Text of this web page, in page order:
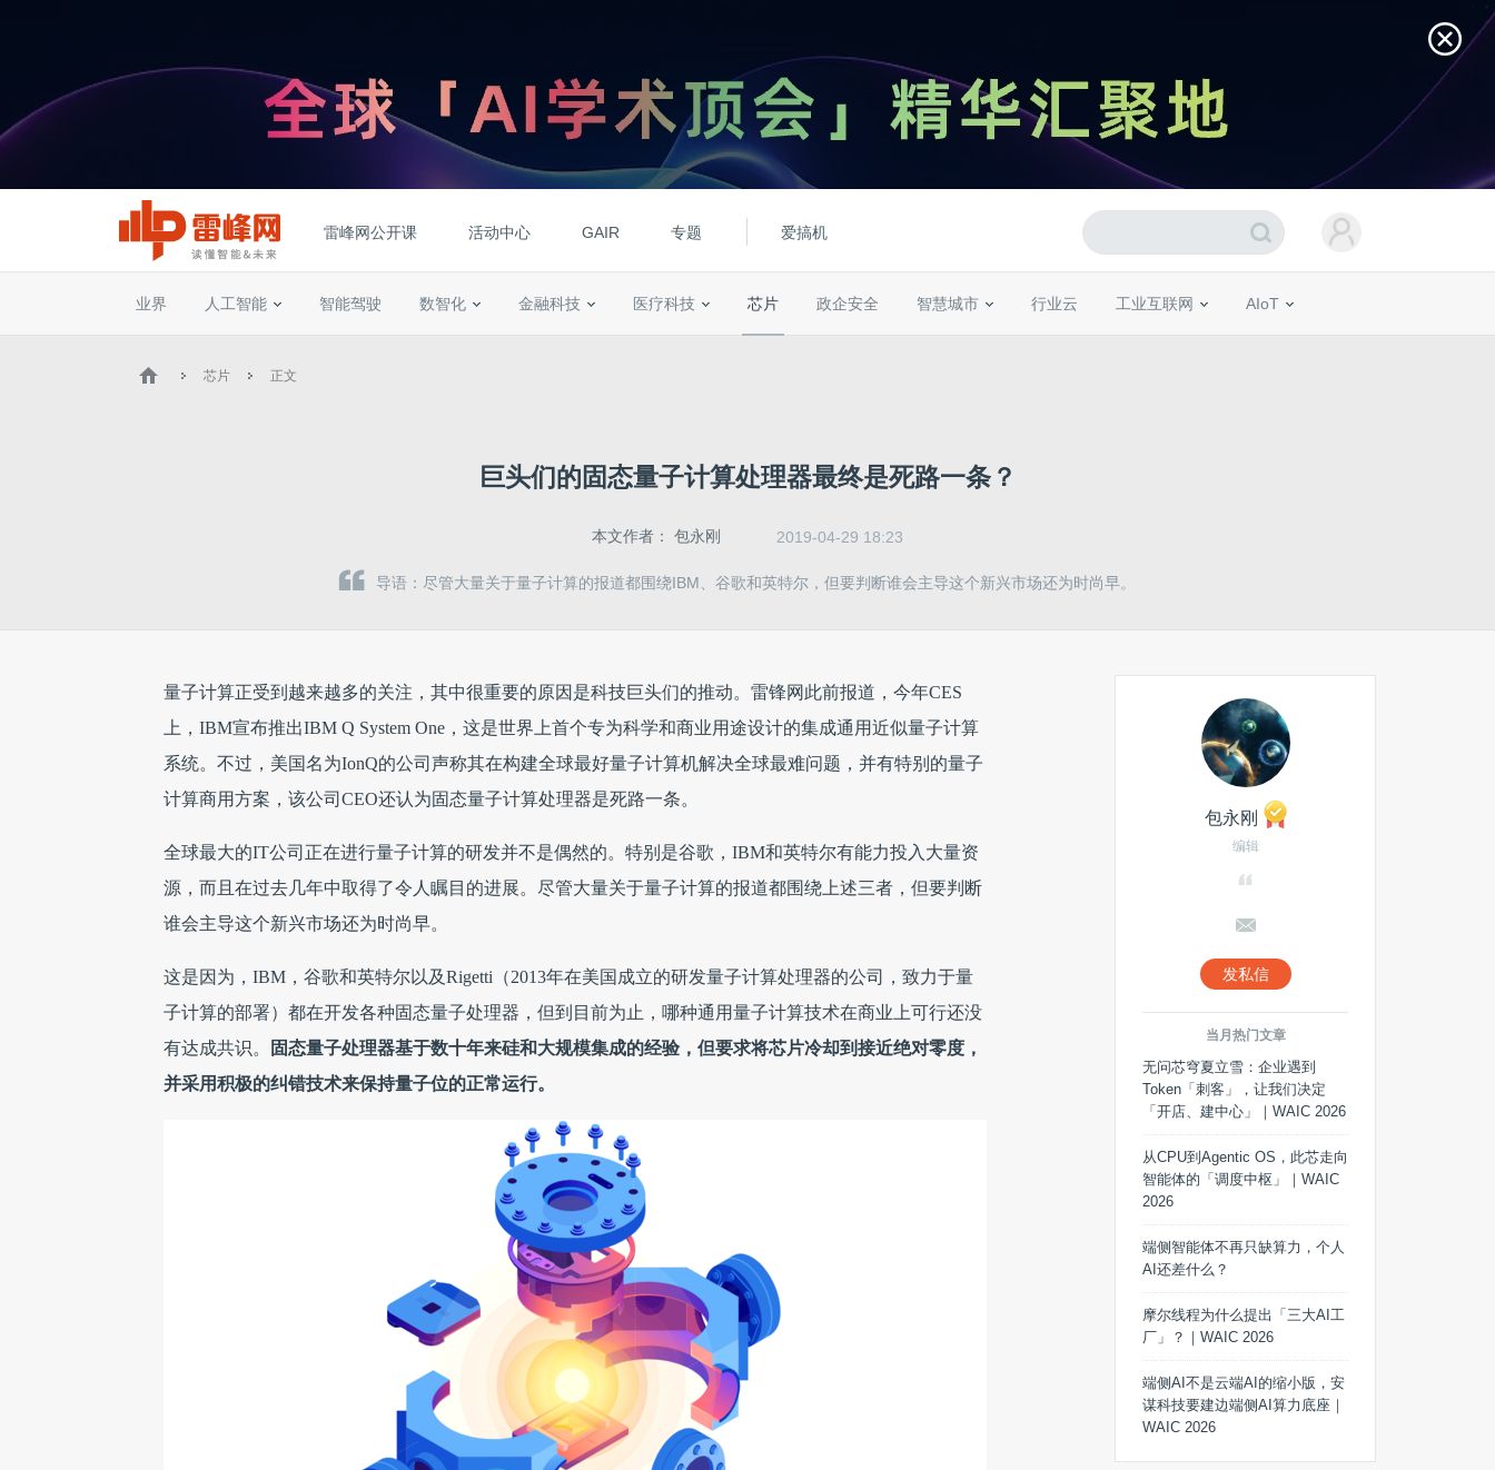
雷峰网公开课 活动中心 GAIR 专题 爱搞机
业界 人工智能 智能驾驶 数智化 金融科技 医疗科技 芯片 政企安全 智慧城市 行业云 工业互联网 AIoT
芯片 正文
巨头们的固态量子计算处理器最终是死路一条？
本文作者： 包永刚 2019-04-29 18:23
导语：尽管大量关于量子计算的报道都围绕IBM、谷歌和英特尔，但要判断谁会主导这个新兴市场还为时尚早。
量子计算正受到越来越多的关注，其中很重要的原因是科技巨头们的推动。雷锋网此前报道，今年CES
上，IBM宣布推出IBM Q System One，这是世界上首个专为科学和商业用途设计的集成通用近似量子计算
系统。不过，美国名为IonQ的公司声称其在构建全球最好量子计算机解决全球最难问题，并有特别的量子
计算商用方案，该公司CEO还认为固态量子计算处理器是死路一条。
全球最大的IT公司正在进行量子计算的研发并不是偶然的。特别是谷歌，IBM和英特尔有能力投入大量资
源，而且在过去几年中取得了令人瞩目的进展。尽管大量关于量子计算的报道都围绕上述三者，但要判断
谁会主导这个新兴市场还为时尚早。
这是因为，IBM，谷歌和英特尔以及Rigetti（2013年在美国成立的研发量子计算处理器的公司，致力于量
子计算的部署）都在开发各种固态量子处理器，但到目前为止，哪种通用量子计算技术在商业上可行还没
有达成共识。
固态量子处理器基于数十年来硅和大规模集成的经验，但要求将芯片冷却到接近绝对零度，
并采用积极的纠错技术来保持量子位的正常运行。
包永刚
编辑
发私信
当月热门文章
无问芯穹夏立雪：企业遇到
Token「刺客」，让我们决定
「开店、建中心」｜WAIC 2026
从CPU到Agentic OS，此芯走向
智能体的「调度中枢」｜WAIC
2026
端侧智能体不再只缺算力，个人
AI还差什么？
摩尔线程为什么提出「三大AI工
厂」？｜WAIC 2026
端侧AI不是云端AI的缩小版，安
谋科技要建边端侧AI算力底座｜
WAIC 2026